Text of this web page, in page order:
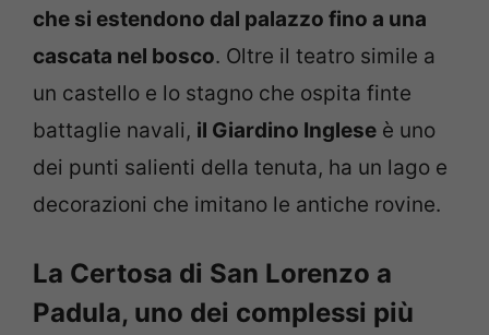
che si estendono dal palazzo fino a una
cascata nel bosco. Oltre il teatro simile a
un castello e lo stagno che ospita finte
battaglie navali, il Giardino Inglese è uno
dei punti salienti della tenuta, ha un lago e
decorazioni che imitano le antiche rovine.
La Certosa di San Lorenzo a
Padula, uno dei complessi più